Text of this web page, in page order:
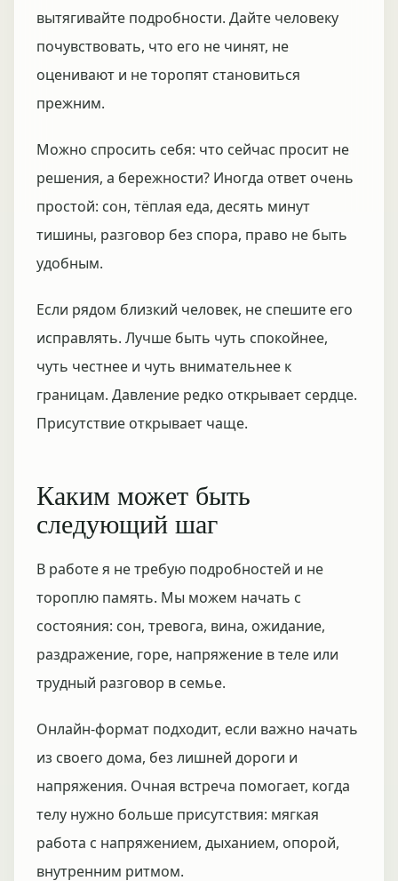
вытягивайте подробности. Дайте человеку
почувствовать, что его не чинят, не
оценивают и не торопят становиться
прежним.
Можно спросить себя: что сейчас просит не
решения, а бережности? Иногда ответ очень
простой: сон, тёплая еда, десять минут
тишины, разговор без спора, право не быть
удобным.
Если рядом близкий человек, не спешите его
исправлять. Лучше быть чуть спокойнее,
чуть честнее и чуть внимательнее к
границам. Давление редко открывает сердце.
Присутствие открывает чаще.
Каким может быть
следующий шаг
В работе я не требую подробностей и не
тороплю память. Мы можем начать с
состояния: сон, тревога, вина, ожидание,
раздражение, горе, напряжение в теле или
трудный разговор в семье.
Онлайн-формат подходит, если важно начать
из своего дома, без лишней дороги и
напряжения. Очная встреча помогает, когда
телу нужно больше присутствия: мягкая
работа с напряжением, дыханием, опорой,
внутренним ритмом.